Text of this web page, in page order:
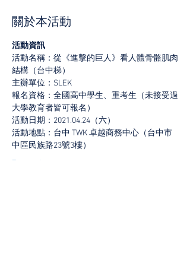
關於本活動
活動資訊
活動名稱：從《進擊的巨人》看人體骨骼肌肉
結構（台中梯）
主辦單位：SLEK
報名資格：全國高中學生、重考生（未接受過
大學教育者皆可報名）
活動日期：2021.04.24（六）
活動地點：台中 TWK 卓越商務中心（台中市
中區民族路23號3樓）